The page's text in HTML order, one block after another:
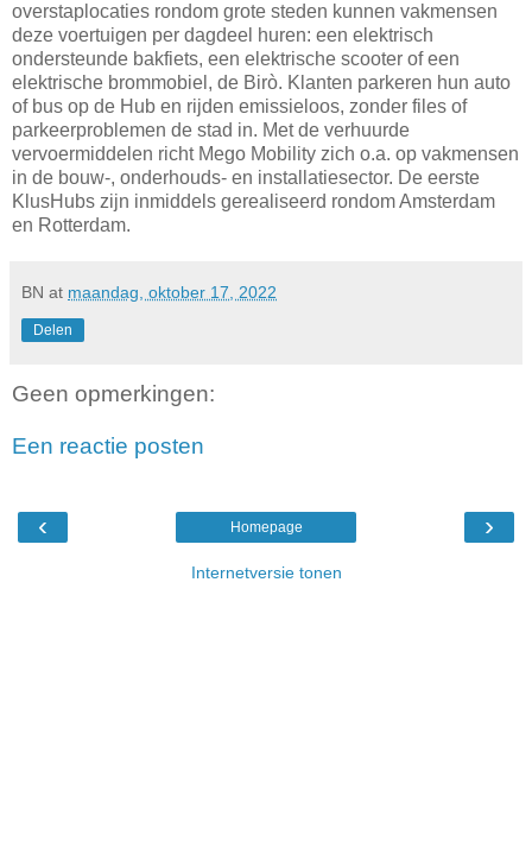
overstaplocaties rondom grote steden kunnen vakmensen
deze voertuigen per dagdeel huren: een elektrisch
ondersteunde bakfiets, een elektrische scooter of een
elektrische brommobiel, de Birò. Klanten parkeren hun auto
of bus op de Hub en rijden emissieloos, zonder files of
parkeerproblemen de stad in. Met de verhuurde
vervoermiddelen richt Mego Mobility zich o.a. op vakmensen
in de bouw-, onderhouds- en installatiesector. De eerste
KlusHubs zijn inmiddels gerealiseerd rondom Amsterdam
en Rotterdam.
BN at maandag, oktober 17, 2022
Delen
Geen opmerkingen:
Een reactie posten
‹ ›
Homepage
Internetversie tonen